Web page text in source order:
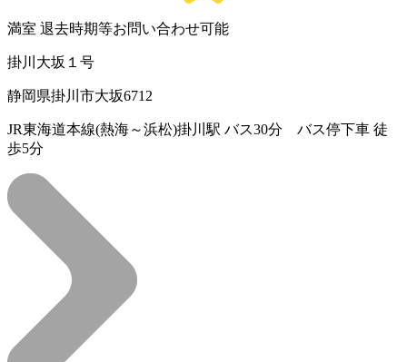
満室 退去時期等お問い合わせ可能
掛川大坂１号
静岡県掛川市大坂6712
JR東海道本線(熱海～浜松)掛川駅 バス30分 バス停下車 徒
歩5分